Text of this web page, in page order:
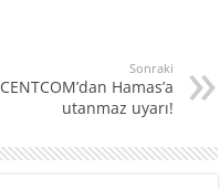
Sonraki
CENTCOM’dan Hamas’a
utanmaz uyarı!